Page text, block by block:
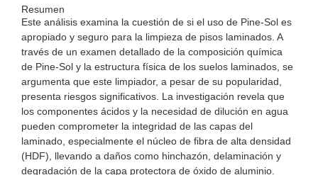
Resumen
Este análisis examina la cuestión de si el uso de Pine-Sol es
apropiado y seguro para la limpieza de pisos laminados. A
través de un examen detallado de la composición química
de Pine-Sol y la estructura física de los suelos laminados, se
argumenta que este limpiador, a pesar de su popularidad,
presenta riesgos significativos. La investigación revela que
los componentes ácidos y la necesidad de dilución en agua
pueden comprometer la integridad de las capas del
laminado, especialmente el núcleo de fibra de alta densidad
(HDF), llevando a daños como hinchazón, delaminación y
degradación de la capa protectora de óxido de aluminio.